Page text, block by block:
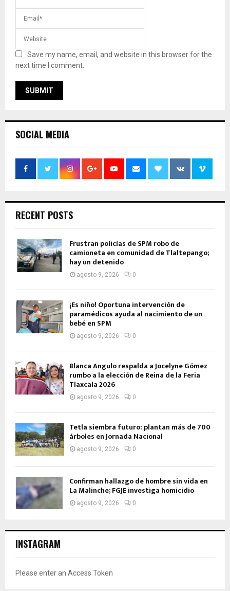
Save my name, email, and website in this browser for the
next time I comment.
SOCIAL MEDIA
RECENT POSTS
Frustran policías de SPM robo de
camioneta en comunidad de Tlaltepango;
hay un detenido
agosto 9, 2026 0
¡Es niño! Oportuna intervención de
paramédicos ayuda al nacimiento de un
bebé en SPM
agosto 9, 2026 0
Blanca Angulo respalda a Jocelyne Gómez
rumbo a la elección de Reina de la Feria
Tlaxcala 2026
agosto 9, 2026 0
Tetla siembra futuro: plantan más de 700
árboles en Jornada Nacional
agosto 9, 2026 0
Confirman hallazgo de hombre sin vida en
La Malinche; FGJE investiga homicidio
agosto 9, 2026 0
INSTAGRAM
Please enter an Access Token